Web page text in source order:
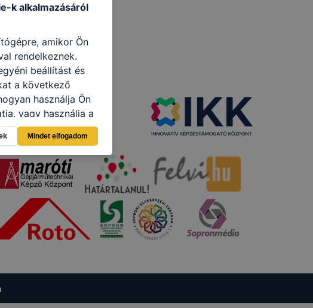
k alkalmazásáról
amikor Ön
rendelkeznek.
beállítást és
a következő
használja Ön
vagy használja a
felhasználói
Hogyan
modern böngésző
beállításként
mivel
megállapítása
vagy törlése által
eltérően fog
Mindet elfogadom